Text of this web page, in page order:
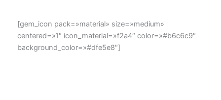
[gem_icon pack=»material» size=»medium»
centered=»1″ icon_material=»f2a4″ color=»#b6c6c9″
background_color=»#dfe5e8″]